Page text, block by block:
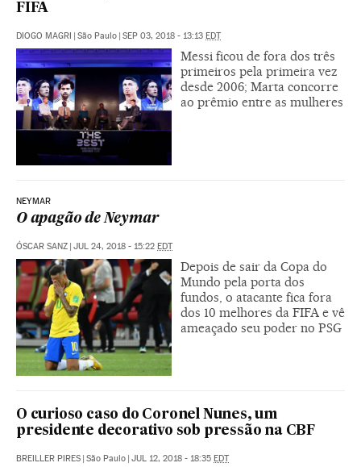
FIFA
DIOGO MAGRI | São Paulo | SEP 03, 2018 - 13:13 EDT
Messi ficou de fora dos três
primeiros pela primeira vez
desde 2006; Marta concorre
ao prêmio entre as mulheres
NEYMAR
O apagão de Neymar
ÓSCAR SANZ | JUL 24, 2018 - 15:22 EDT
Depois de sair da Copa do
Mundo pela porta dos
fundos, o atacante fica fora
dos 10 melhores da FIFA e vê
ameaçado seu poder no PSG
O curioso caso do Coronel Nunes, um
presidente decorativo sob pressão na CBF
BREILLER PIRES | São Paulo | JUL 12, 2018 - 18:35 EDT